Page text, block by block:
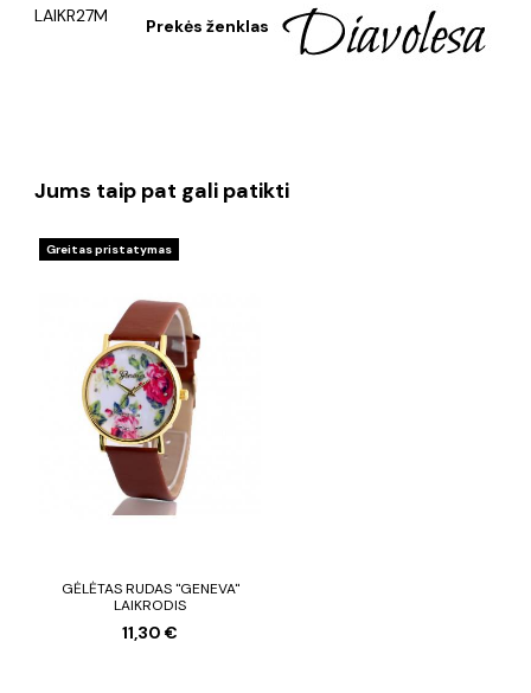
Prekės ženklas
LAIKR27M
Jums taip pat gali patikti
Greitas pristatymas
GĖLĖTAS RUDAS "GENEVA"
LAIKRODIS
11,30 €